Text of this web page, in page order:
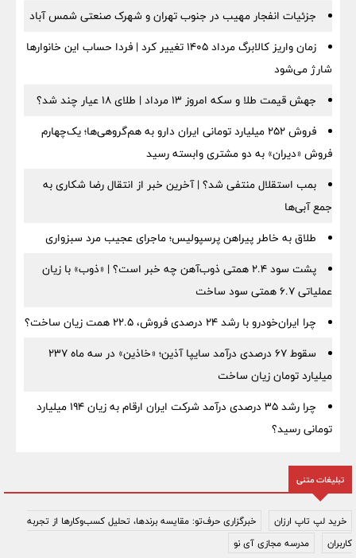
جزئیات انفجار مهیب در جنوب تهران و شهرک صنعتی شمس آباد
زمان واریز کالابرگ مرداد ۱۴۰۵ تغییر کرد | فردا حساب این خانوارها
شارژ می‌شود
جهش قیمت طلا و سکه امروز ۱۳ مرداد | طلای ۱۸ عیار چند شد؟
فروش ۲۵۲ میلیارد تومانی ایران دارو به هم‌گروهی‌ها؛ یک‌چهارم
فروش «دیران» به دو مشتری وابسته رسید
بمب استقلال منتفی شد؟ | آخرین خبر از انتقال رضا شکاری به
جمع آبی‌ها
طلاق به خاطر پیراهن پرسپولیس؛ ماجرای عجیب مرد سبزواری
پشت سود ۲.۴ همتی ذوب‌آهن چه خبر است؟ | «ذوب» با زیان
عملیاتی ۶.۷ همتی سود ساخت
چرا ایران‌خودرو با رشد ۲۴ درصدی فروش، ۲۲.۵ همت زیان ساخت؟
سقوط ۶۷ درصدی درآمد سایپا آذین؛ «خاذین» در سه ماه ۲۳۷
میلیارد تومان زیان ساخت
چرا رشد ۳۵ درصدی درآمد شرکت ایران ارقام به زیان ۱۹۴ میلیارد
تومانی رسید؟
تبلیغات متنی
خرید لپ تاپ ارزان
خبرگزاری حرف‌تو: مقایسه برندها، تحلیل کسب‌وکارها از تجربه
کاربران
مدرسه مجازی آی نو